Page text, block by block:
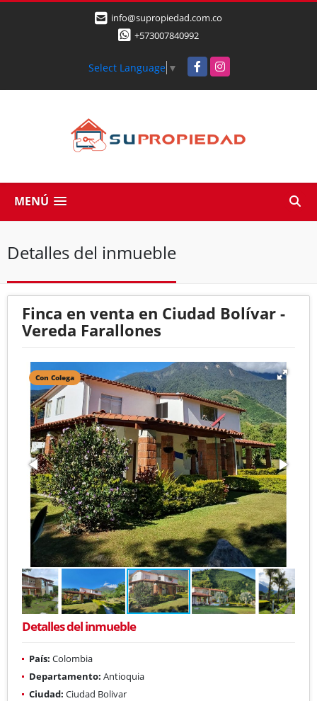
info@supropiedad.com.co
+573007840992
Select Language ▼ FacebookInstagram
MENÚ
Detalles del inmueble
Finca en venta en Ciudad Bolívar -
Vereda Farallones
Con Colega
Detalles del inmueble
País: Colombia
Departamento: Antioquia
Ciudad: Ciudad Bolivar